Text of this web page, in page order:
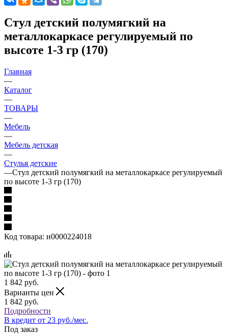
Стул детский полумягкий на
металлокаркасе регулируемый по
высоте 1-3 гр (170)
Главная
—
Каталог
—
ТОВАРЫ
—
Мебель
—
Мебель детская
—
Стулья детские
—Стул детский полумягкий на металлокаркасе регулируемый
по высоте 1-3 гр (170)
Код товара: н0000224018
1 842 руб.
Варианты цен
1 842 руб.
Подробности
В кредит от 23 руб./мес.
Под заказ